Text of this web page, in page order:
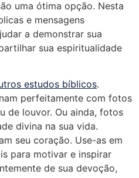
uma ótima opção. Nesta
e mensagens
a demonstrar sua
sua espiritualidade
estudos bíblicos.
perfeitamente com fotos
de louvor. Ou ainda, fotos
divina na sua vida.
seu coração. Use-as em
para motivar e inspirar
de sua devoção,